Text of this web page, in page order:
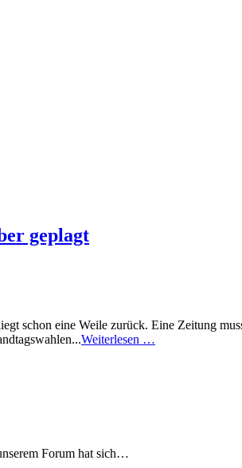
geplagt
schon eine Weile zurück. Eine Zeitung
Weiterlesen …
Forum hat sich…